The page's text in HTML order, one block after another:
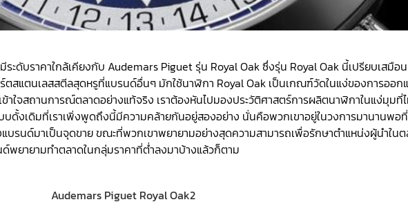
ระดับราคาใกล้เคียงกับ Audemars Piguet รุ่น Royal Oak ซึ่งรุ่น Royal Oak นี้เปรียบเสมือน
สแตนเลสสตีลสุดหรูที่แบรนด์อื่นๆ มักใช้นาฬิกา Royal Oak เป็นเกณฑ์วัดในแง่ของการออก
าใจสถานการณ์ตลาดอย่างแท้จริง เราต้องหันไปมองประวัติศาสตร์การผลิตนาฬิกาในแง่มุมที่
งเดิมที่เราเพิ่งพูดถึงนี้มีความคล้ายกันอยู่สองอย่าง นั่นคือพวกเขาอยู่ในวงการมานานพอ
บรนด์มาเป็นจุดขาย ขณะที่พวกเขาพยายามอย่างสุดความสามารถเพื่อรักษาตำแหน่งผู้นำใน
นด์พยายามทำตลาดในกลุ่มราคาที่ต่ำลงมาบ้างแล้วก็ตาม